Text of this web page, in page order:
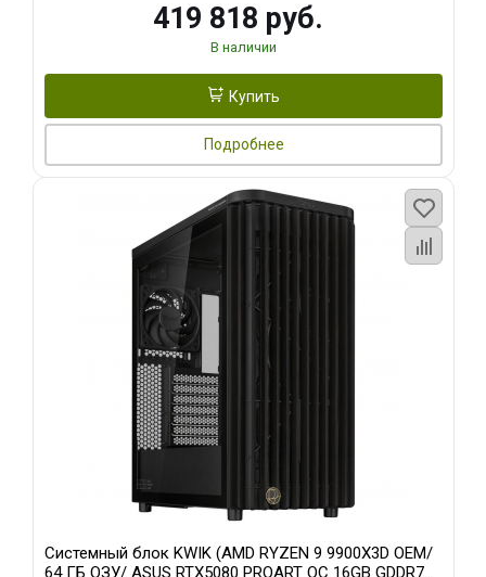
419 818 руб.
В наличии
Купить
Подробнее
Системный блок KWIK (AMD RYZEN 9 9900X3D OEM/
64 ГБ ОЗУ/ ASUS RTX5080 PROART OC 16GB GDDR7